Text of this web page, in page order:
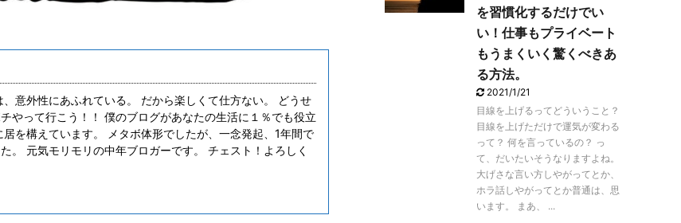
意外性にあふれている。 だから楽しくて仕方ない。 どうせ
やって行こう！！ 僕のブログがあなたの生活に１％でも役立
を構えています。 メタボ体形でしたが、一念発起、1年間で
。 元気モリモリの中年ブロガーです。 チェスト！よろしく
を習慣化するだけでい
い！仕事もプライベート
もうまくいく驚くべきあ
る方法。
2021/1/21
目線を上げるってどういうこと？
目線を上げただけで運気が変わる
って？ 何を言っているの？ っ
て、だいたいそうなりますよね。
大げさな言い方しやがってとか、
ホラ話しやがってとか普通は、思
います。 まあ、 ...